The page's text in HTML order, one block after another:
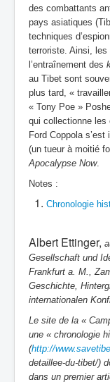
des combattants
pays asiatiques
techniques
terroriste. Ainsi,
l’entraînement des
au Tibet sont
plus tard, «
« Tony Poe »
qui collectionne
Ford Coppola
(un tueur à moitié
Apocalypse Now.
Notes :
Chronologie
Albert Ettinger,
Gesellschaft und
Frankfurt a. M.,
Geschichte,
internationalen
Le site de la «
une « chronologie
(http://
detaillee-du-tibet/)
dans un premier